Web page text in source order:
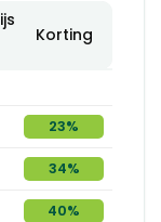
Korting
23%
34%
40%